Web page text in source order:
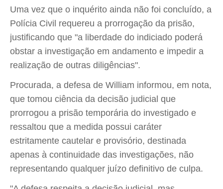
Uma vez que o inquérito ainda não foi concluído, a
Polícia Civil requereu a prorrogação da prisão,
justificando que "a liberdade do indiciado poderá
obstar a investigação em andamento e impedir a
realização de outras diligências".
Procurada, a defesa de William informou, em nota,
que tomou ciência da decisão judicial que
prorrogou a prisão temporária do investigado e
ressaltou que a medida possui caráter
estritamente cautelar e provisório, destinada
apenas à continuidade das investigações, não
representando qualquer juízo definitivo de culpa.